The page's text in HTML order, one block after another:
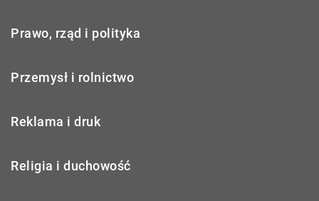
Prawo, rząd i polityka
Przemysł i rolnictwo
Reklama i druk
Religia i duchowość